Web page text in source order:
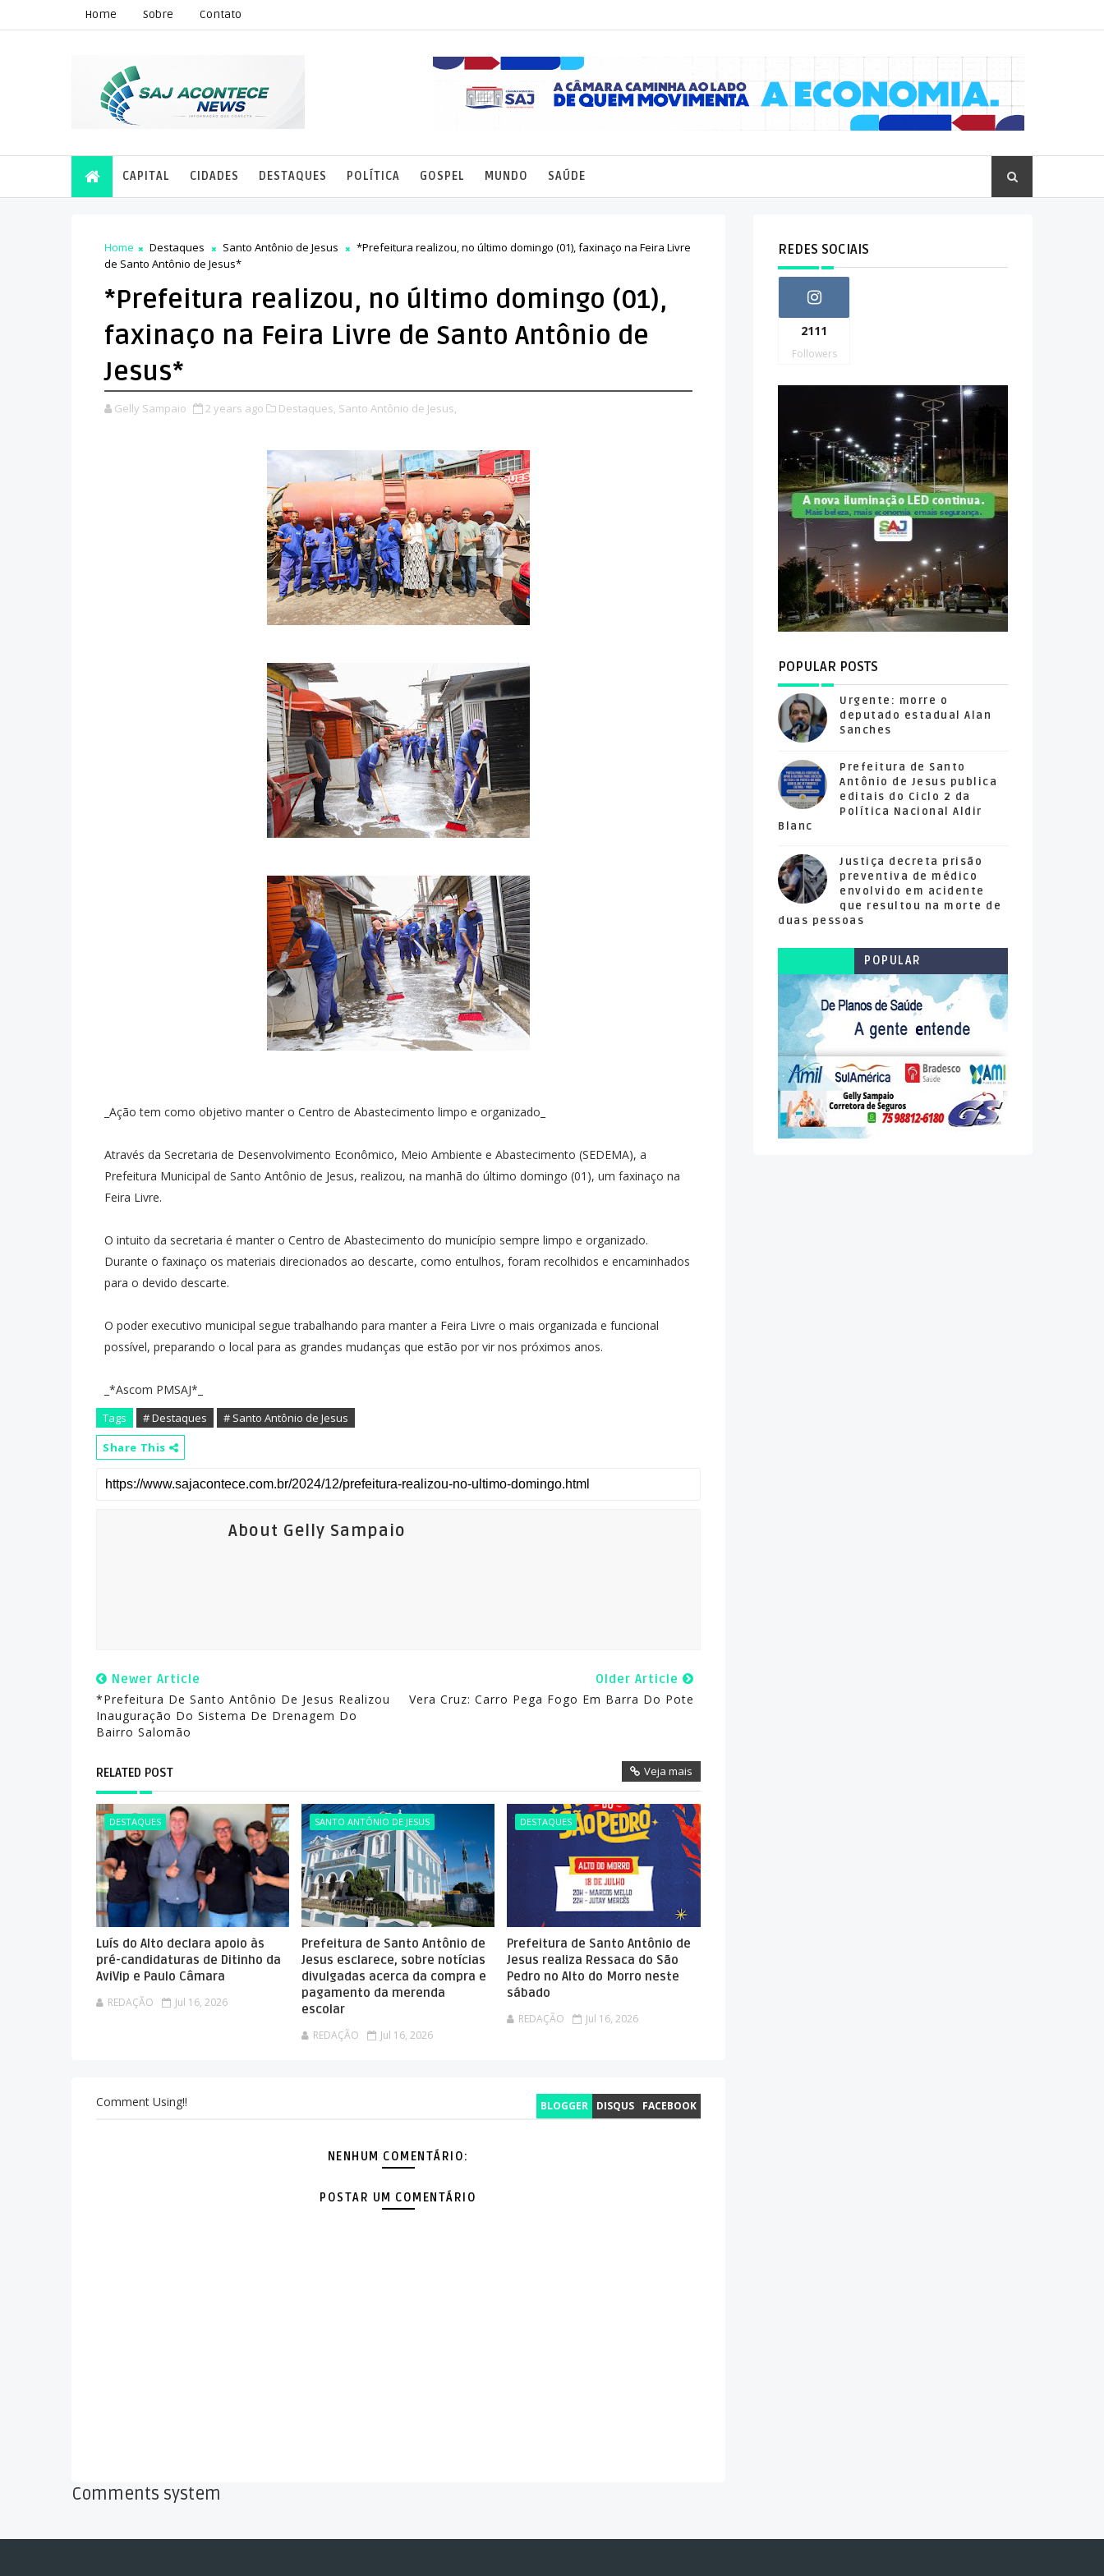
Home Sobre Contato
CAPITAL CIDADES DESTAQUES POLÍTICA GOSPEL MUNDO SAÚDE
Home Destaques Santo Antônio de Jesus
*Prefeitura realizou, no último domingo (01), faxinaço na Feira Livre
de Santo Antônio de Jesus*
*Prefeitura realizou, no último domingo (01),
faxinaço na Feira Livre de Santo Antônio de
Jesus*
Gelly Sampaio 2 years ago Destaques, Santo Antônio de Jesus,
_Ação tem como objetivo manter o Centro de Abastecimento limpo e organizado_
Através da Secretaria de Desenvolvimento Econômico, Meio Ambiente e Abastecimento (SEDEMA), a
Prefeitura Municipal de Santo Antônio de Jesus, realizou, na manhã do último domingo (01), um faxinaço na
Feira Livre.
O intuito da secretaria é manter o Centro de Abastecimento do município sempre limpo e organizado.
Durante o faxinaço os materiais direcionados ao descarte, como entulhos, foram recolhidos e encaminhados
para o devido descarte.
O poder executivo municipal segue trabalhando para manter a Feira Livre o mais organizada e funcional
possível, preparando o local para as grandes mudanças que estão por vir nos próximos anos.
_*Ascom PMSAJ*_
Tags # Destaques
# Santo Antônio de Jesus
Share This
About Gelly Sampaio
Newer Article
*Prefeitura De Santo Antônio De Jesus Realizou
Inauguração Do Sistema De Drenagem Do
Bairro Salomão
Older Article
Vera Cruz: Carro Pega Fogo Em Barra Do Pote
RELATED POST Veja mais
DESTAQUES
Luís do Alto declara apoio às
pré-candidaturas de Ditinho da
AviVip e Paulo Câmara
REDAÇÃO Jul 16, 2026
SANTO ANTÔNIO DE JESUS
Prefeitura de Santo Antônio de
Jesus esclarece, sobre notícias
divulgadas acerca da compra e
pagamento da merenda
escolar
REDAÇÃO Jul 16, 2026
DESTAQUES
Prefeitura de Santo Antônio de
Jesus realiza Ressaca do São
Pedro no Alto do Morro neste
sábado
REDAÇÃO Jul 16, 2026
BLOGGER DISQUS FACEBOOK
Comment Using!!
NENHUM COMENTÁRIO:
POSTAR UM COMENTÁRIO
Comments system
REDES SOCIAIS
2111
Followers
POPULAR POSTS
Urgente: morre o
deputado estadual Alan
Sanches
Prefeitura de Santo
Antônio de Jesus publica
editais do Ciclo 2 da
Política Nacional Aldir
Blanc
Justiça decreta prisão
preventiva de médico
envolvido em acidente
que resultou na morte de
duas pessoas
POPULAR